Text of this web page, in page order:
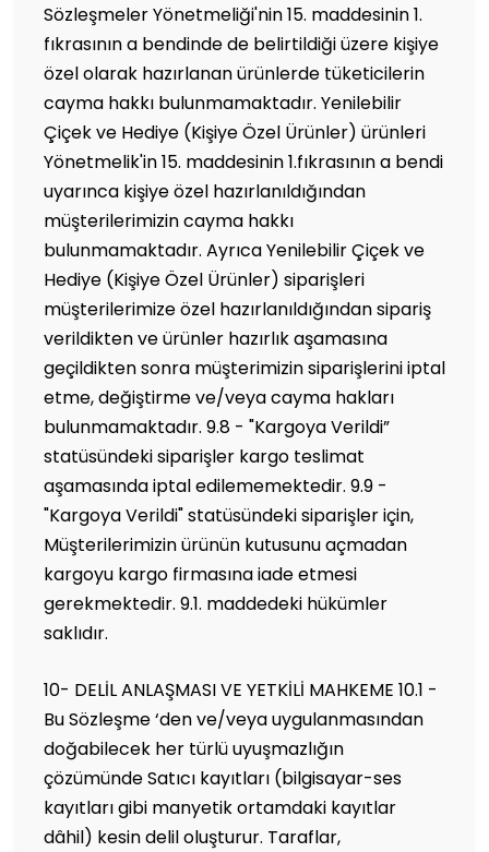
Sözleşmeler Yönetmeliği'nin 15. maddesinin 1.
fıkrasının a bendinde de belirtildiği üzere kişiye
özel olarak hazırlanan ürünlerde tüketicilerin
cayma hakkı bulunmamaktadır. Yenilebilir
Çiçek ve Hediye (Kişiye Özel Ürünler) ürünleri
Yönetmelik'in 15. maddesinin 1.fıkrasının a bendi
uyarınca kişiye özel hazırlanıldığından
müşterilerimizin cayma hakkı
bulunmamaktadır. Ayrıca Yenilebilir Çiçek ve
Hediye (Kişiye Özel Ürünler) siparişleri
müşterilerimize özel hazırlanıldığından sipariş
verildikten ve ürünler hazırlık aşamasına
geçildikten sonra müşterimizin siparişlerini iptal
etme, değiştirme ve/veya cayma hakları
bulunmamaktadır. 9.8 - "Kargoya Verildi”
statüsündeki siparişler kargo teslimat
aşamasında iptal edilememektedir. 9.9 -
"Kargoya Verildi" statüsündeki siparişler için,
Müşterilerimizin ürünün kutusunu açmadan
kargoyu kargo firmasına iade etmesi
gerekmektedir. 9.1. maddedeki hükümler
saklıdır.
10- DELİL ANLAŞMASI VE YETKİLİ MAHKEME 10.1 -
Bu Sözleşme ‘den ve/veya uygulanmasından
doğabilecek her türlü uyuşmazlığın
çözümünde Satıcı kayıtları (bilgisayar-ses
kayıtları gibi manyetik ortamdaki kayıtlar
dâhil) kesin delil oluşturur. Taraflar,